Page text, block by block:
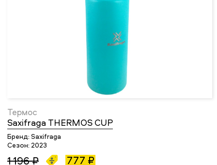
Термос
Saxifraga THERMOS CUP
Бренд: Saxifraga
Сезон: 2023
1 196 ₽ 777 ₽